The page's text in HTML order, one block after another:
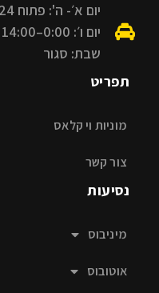
יום א׳- ה': פתוח 24 שעות
יום ו׳: 0:00–14:00
שבת: סגור
תפריט
מוניות וי קלאס
צור קשר
נסיעות
מיניבוס
אוטובוס